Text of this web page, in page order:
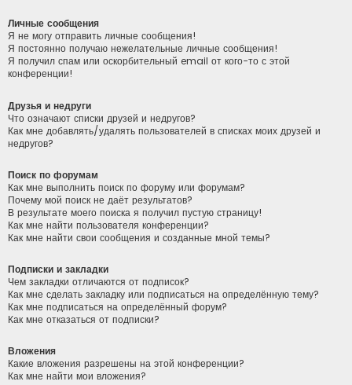
Личные сообщения
Я не могу отправить личные сообщения!
Я постоянно получаю нежелательные личные сообщения!
Я получил спам или оскорбительный email от кого-то с этой
конференции!
Друзья и недруги
Что означают списки друзей и недругов?
Как мне добавлять/удалять пользователей в списках моих друзей и
недругов?
Поиск по форумам
Как мне выполнить поиск по форуму или форумам?
Почему мой поиск не даёт результатов?
В результате моего поиска я получил пустую страницу!
Как мне найти пользователя конференции?
Как мне найти свои сообщения и созданные мной темы?
Подписки и закладки
Чем закладки отличаются от подписок?
Как мне сделать закладку или подписаться на определённую тему?
Как мне подписаться на определённый форум?
Как мне отказаться от подписки?
Вложения
Какие вложения разрешены на этой конференции?
Как мне найти мои вложения?